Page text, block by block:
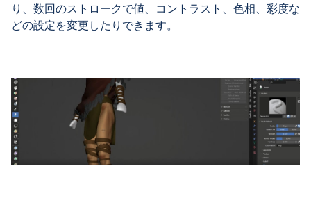
り、数回のストロークで値、コントラスト、色相、彩度な
どの設定を変更したりできます。